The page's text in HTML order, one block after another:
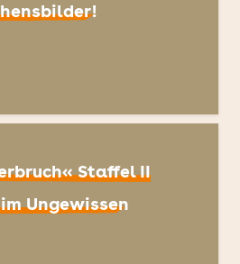
Staffel II
im Ungewissen